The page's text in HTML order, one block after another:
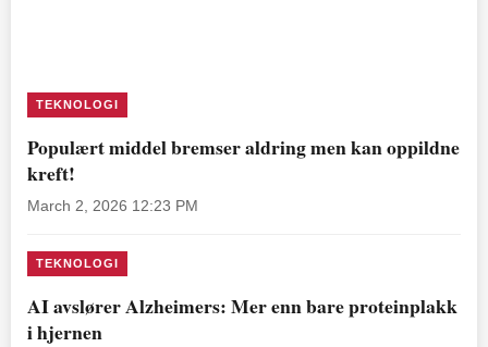
TEKNOLOGI
Populært middel bremser aldring men kan oppildne
kreft!
March 2, 2026 12:23 PM
TEKNOLOGI
AI avslører Alzheimers: Mer enn bare proteinplakk
i hjernen